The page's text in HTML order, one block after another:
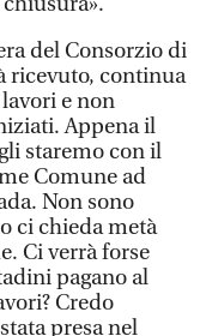
del Consorzio di
ricevuto, continua
e non
Appena il
staremo con il
Comune ad
Non sono
ci chieda metà
Ci verrà forse
pagano al
Credo
presa nel